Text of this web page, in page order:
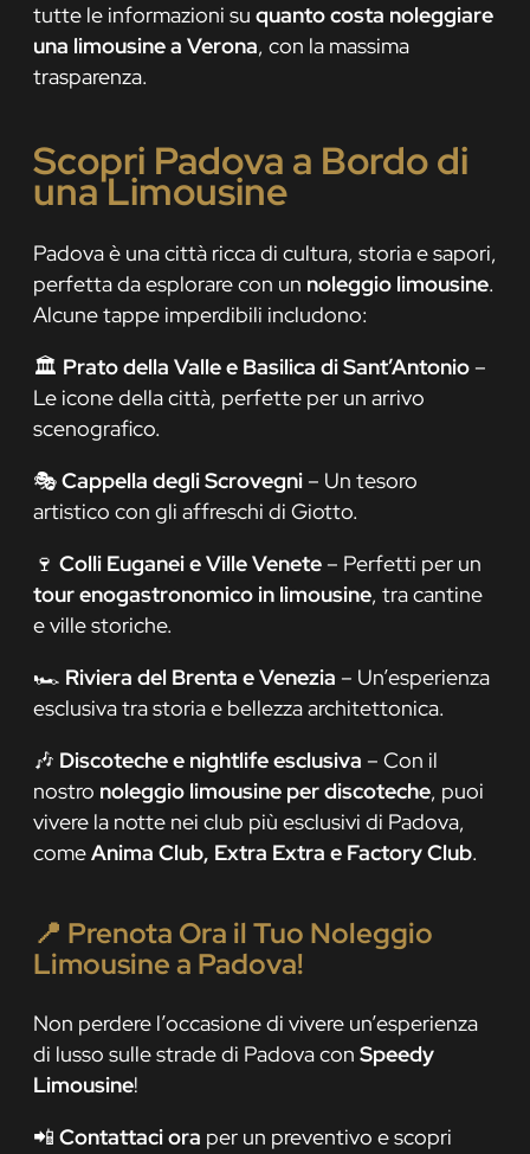
tutte le informazioni su quanto costa noleggiare
una limousine a Verona, con la massima
trasparenza.
Scopri Padova a Bordo di
una Limousine
Padova è una città ricca di cultura, storia e sapori,
perfetta da esplorare con un noleggio limousine.
Alcune tappe imperdibili includono:
🏛️ Prato della Valle e Basilica di Sant’Antonio –
Le icone della città, perfette per un arrivo
scenografico.
🎭Cappella degli Scrovegni – Un tesoro
artistico con gli affreschi di Giotto.
🍷 Colli Euganei e Ville Venete – Perfetti per un
tour enogastronomico in limousine, tra cantine
e ville storiche.
🏎️ Riviera del Brenta e Venezia – Un’esperienza
esclusiva tra storia e bellezza architettonica.
🎶 Discoteche e nightlife esclusiva – Con il
nostro noleggio limousine per discoteche, puoi
vivere la notte nei club più esclusivi di Padova,
comeAnima Club, Extra Extra e Factory Club.
📍 Prenota Ora il Tuo Noleggio
Limousine a Padova!
Non perdere l’occasione di vivere un’esperienza
di lusso sulle strade di Padova con Speedy
Limousine!
📲 Contattaci ora per un preventivo e scopri